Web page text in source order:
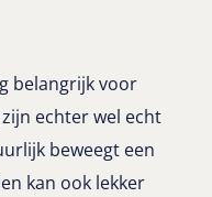
belangrijk voor
echter wel echt
beweegt een
kan ook lekker